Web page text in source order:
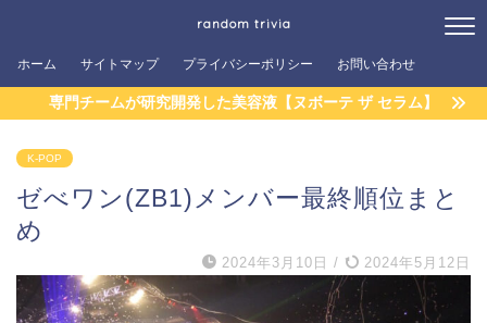
random trivia
ホーム サイトマップ プライバシーポリシー お問い合わせ
専門チームが研究開発した美容液【ヌボーテ ザ セラム】
K-POP
ゼべワン(ZB1)メンバー最終順位まと
め
2024年3月10日 / 2024年5月12日